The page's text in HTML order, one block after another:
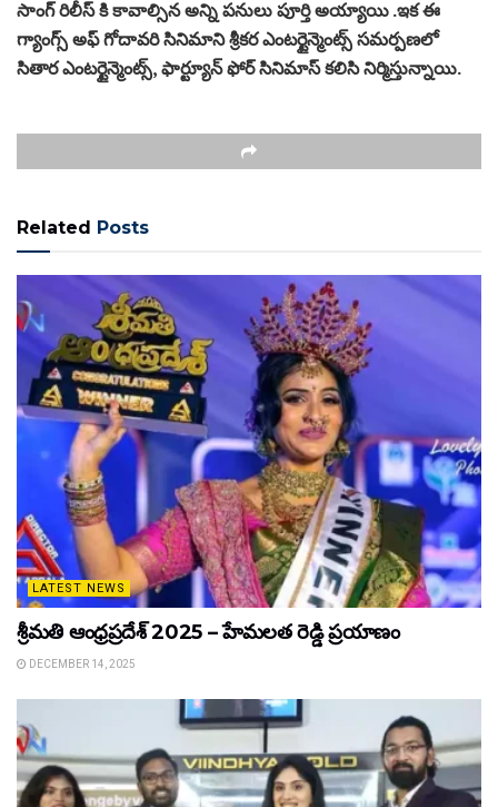
సాంగ్ రిలీస్ కి కావాల్సిన అన్ని పనులు పూర్తి అయ్యాయి .ఇక ఈ
గ్యాంగ్స్ అఫ్ గోదావరి సినిమాని శ్రీకర ఎంటర్టైన్మెంట్స్ సమర్పణలో
సితార ఎంటర్టైన్మెంట్స్, ఫార్ట్యూన్ ఫోర్ సినిమాస్ కలిసి నిర్మిస్తున్నాయి.
Related Posts
LATEST NEWS
శ్రీమతి ఆంధ్రప్రదేశ్ 2025 – హేమలత రెడ్డి ప్రయాణం
DECEMBER 14, 2025